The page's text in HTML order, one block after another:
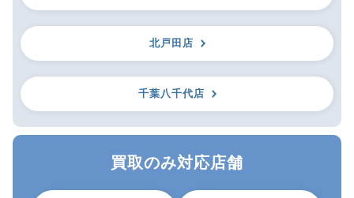
北戸田店
千葉八千代店
買取のみ対応店舗